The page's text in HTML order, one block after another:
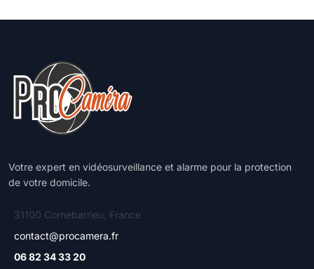
Votre expert en vidéosurveillance et alarme pour la protection
de votre domicile.
31100 Cornebarrieu, France
contact@procamera.fr
06 82 34 33 20